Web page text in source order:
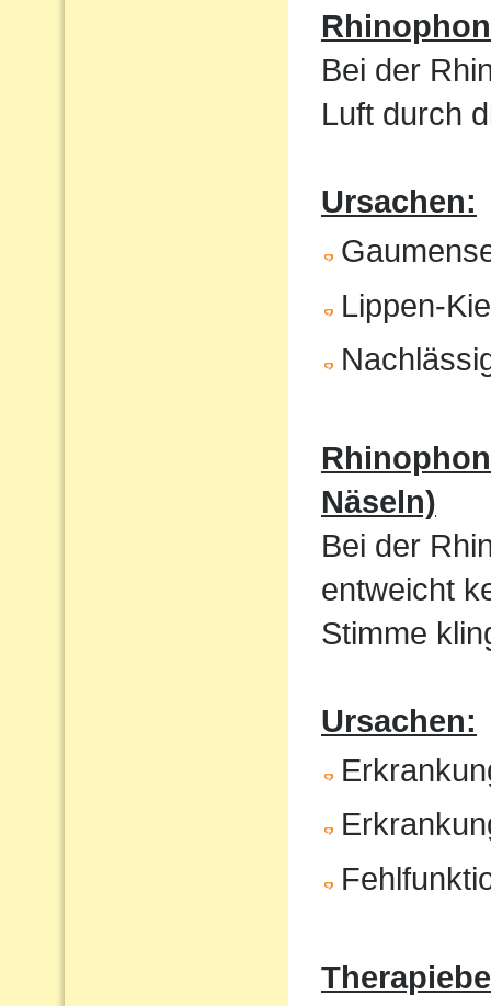
Bei der
Luft durch
Ursachen:
Lippen-
Näseln)
Bei der
entweicht
Stimme
Ursachen: